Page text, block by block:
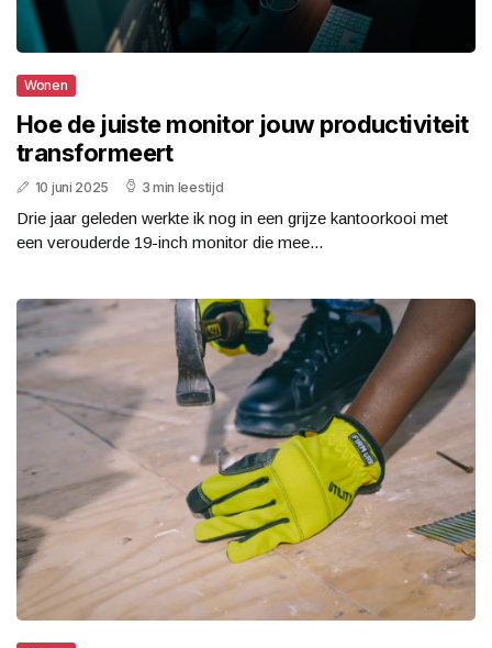
Wonen
Hoe de juiste monitor jouw productiviteit
transformeert
10 juni 2025 3 min leestijd
Drie jaar geleden werkte ik nog in een grijze kantoorkooi met
een verouderde 19-inch monitor die mee...